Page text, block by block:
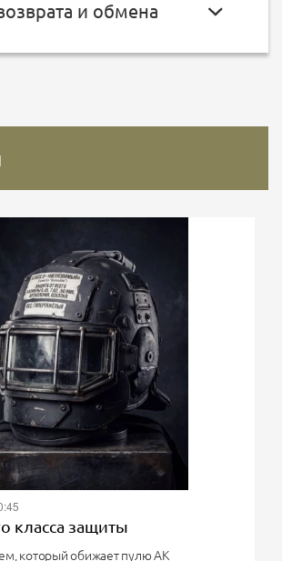
и обмена
класса защиты
который обижает пулю АК